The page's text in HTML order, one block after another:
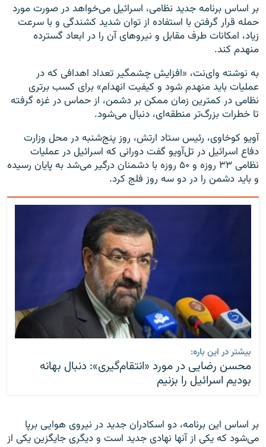
بر اساس برنامه جدید نظامی، اسرائیل می‌خواهد در صورت مورد
حمله قرار گرفتن با استفاده از توان شدید کشندگی و با سرعت
زیاد، امکانات طرف مقابل و نیروهای آن را در ابعاد گسترده
منهدم کند.
به نوشته وای‌نت، «افزایش چشمگیر تعداد اهدافی که در
عملیات باید منهدم شود و کیفیت انهدام» برای کسب برتری
نظامی در کمترین زمان ممکن بر دشمن، از حماس در غزه گرفته
تا خطرات بزرگ‌تر منطقه‌ای، دنبال می‌شود.
آویو کوخاوی، رئیس ستاد ارتش، روز پنج‌شنبه در محل وزارت
دفاع اسرائیل در تل‌آویو گفت دورانی که اسرائیل در عملیات
نظامی ۳۳ روزه و ۵۰ روزه با دشمنان درگیر می‌شد به پایان رسیده
و باید دشمن را در دو سه روز فلج کرد.
بیشتر در این باره:
محسن رضایی در مورد «انتقام‌گیری»: دنبال بهانه
بودیم اسرائیل را بزنیم
بر اساس این برنامه، دو اسکادران جدید در نیروی هوایی برپا
می‌شود که یکی از آنها نهادی جدید است و دیگری جایگزین یکی از